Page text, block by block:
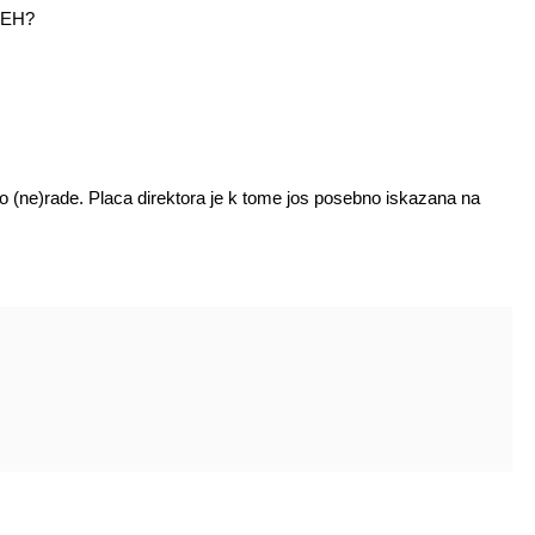
(ne)rade. Placa direktora je k tome jos posebno iskazana na